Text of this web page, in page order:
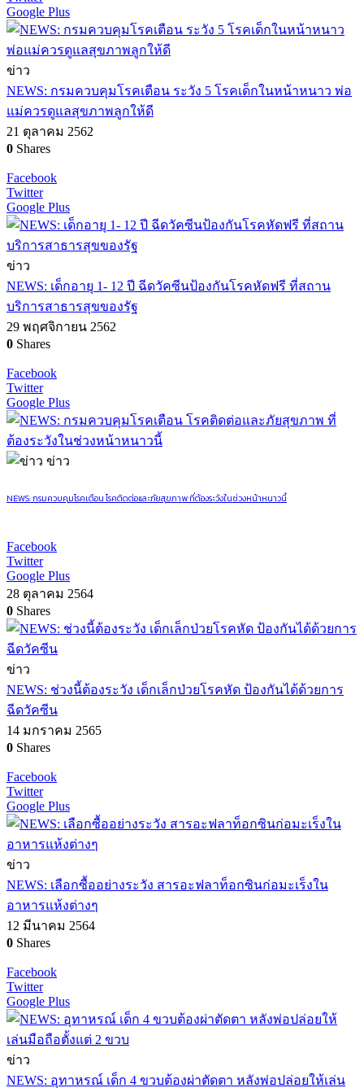
Google Plus
ข่าว
NEWS: กรมควบคุมโรคเตือน ระวัง 5 โรคเด็กในหน้าหนาว พ่อ
แม่ควรดูแลสุขภาพลูกให้ดี
21 ตุลาคม 2562
0 Shares
Facebook
Twitter
Google Plus
ข่าว
NEWS: เด็กอายุ 1- 12 ปี ฉีดวัคซีนป้องกันโรคหัดฟรี ที่สถาน
บริการสาธารสุขของรัฐ
29 พฤศจิกายน 2562
0 Shares
Facebook
Twitter
Google Plus
ข่าว
NEWS: กรมควบคุมโรคเตือน โรคติดต่อและภัยสุขภาพ ที่ต้องระวังในช่วงหน้าหนาวนี้
Facebook
Twitter
Google Plus
28 ตุลาคม 2564
0 Shares
ข่าว
NEWS: ช่วงนี้ต้องระวัง เด็กเล็กป่วยโรคหัด ป้องกันได้ด้วยการ
ฉีดวัคซีน
14 มกราคม 2565
0 Shares
Facebook
Twitter
Google Plus
ข่าว
NEWS: เลือกซื้ออย่างระวัง สารอะฟลาท็อกซินก่อมะเร็งใน
อาหารแห้งต่างๆ
12 มีนาคม 2564
0 Shares
Facebook
Twitter
Google Plus
ข่าว
NEWS: อุทาหรณ์ เด็ก 4 ขวบต้องผ่าตัดตา หลังพ่อปล่อยให้เล่น